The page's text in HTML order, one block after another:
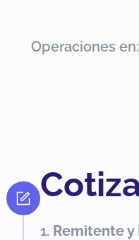
Operaciones en:
Remitente y